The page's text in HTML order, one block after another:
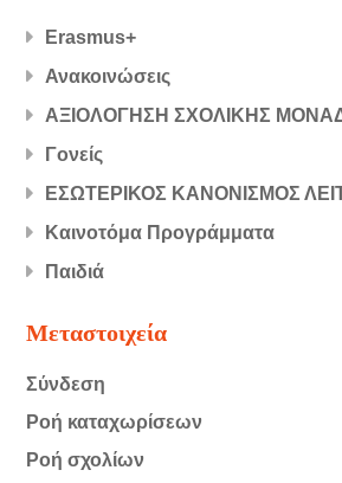
Erasmus+
Ανακοινώσεις
ΑΞΙΟΛΟΓΗΣΗ ΣΧΟΛΙΚΗΣ
Γονείς
ΕΣΩΤΕΡΙΚΟΣ ΚΑΝΟΝΙΣΜΟΣ
Καινοτόμα Προγράμματα
Παιδιά
Μεταστοιχεία
Σύνδεση
Ροή καταχωρίσεων
Ροή σχολίων